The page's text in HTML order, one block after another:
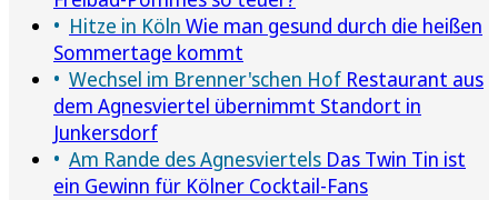
Hitze in Köln Wie man gesund durch die heißen
Sommertage kommt
Wechsel im Brenner'schen Hof Restaurant aus
dem Agnesviertel übernimmt Standort in
Junkersdorf
Am Rande des Agnesviertels Das Twin Tin ist
ein Gewinn für Kölner Cocktail-Fans